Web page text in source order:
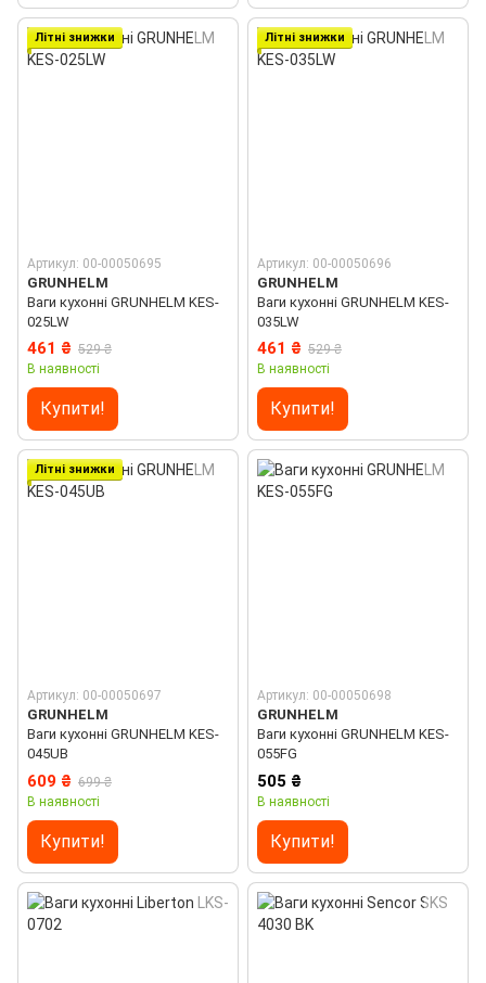
Літні знижки
Артикул: 00-00050695
GRUNHELM
Ваги кухонні GRUNHELM KES-
025LW
461 ₴ 529 ₴
В наявності
Купити!
Літні знижки
Артикул: 00-00050696
GRUNHELM
Ваги кухонні GRUNHELM KES-
035LW
461 ₴ 529 ₴
В наявності
Купити!
Літні знижки
Артикул: 00-00050697
GRUNHELM
Ваги кухонні GRUNHELM KES-
045UB
609 ₴ 699 ₴
В наявності
Купити!
Артикул: 00-00050698
GRUNHELM
Ваги кухонні GRUNHELM KES-
055FG
505 ₴
В наявності
Купити!